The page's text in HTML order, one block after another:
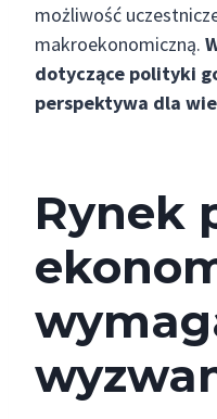
możliwość
makroekonomiczną.
dotyczące polityki
perspektywa dla
Rynek